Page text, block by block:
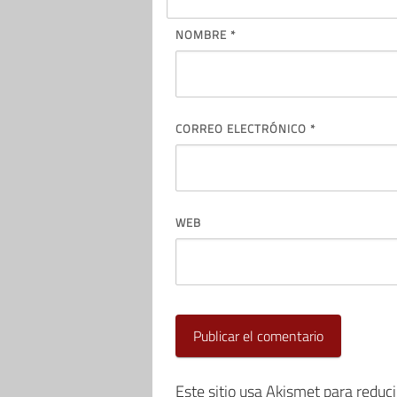
NOMBRE *
CORREO ELECTRÓNICO *
WEB
Este sitio usa Akismet para